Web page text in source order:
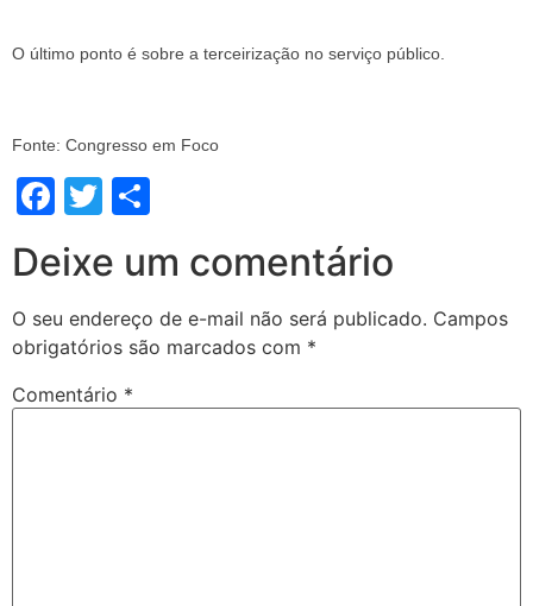
O último ponto é sobre a terceirização no serviço público.
Fonte: Congresso em Foco
Facebook
Twitter
Deixe um comentário
O seu endereço de e-mail não será publicado. Campos
obrigatórios são marcados com *
Comentário *